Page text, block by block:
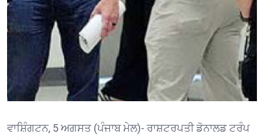
ਵਾਸ਼ਿੰਗਟਨ, 5 ਅਗਸਤ (ਪੰਜਾਬ ਮੇਲ)- ਰਾਸ਼ਟਰਪਤੀ ਡੋਨਾਲਡ ਟਰੰਪ